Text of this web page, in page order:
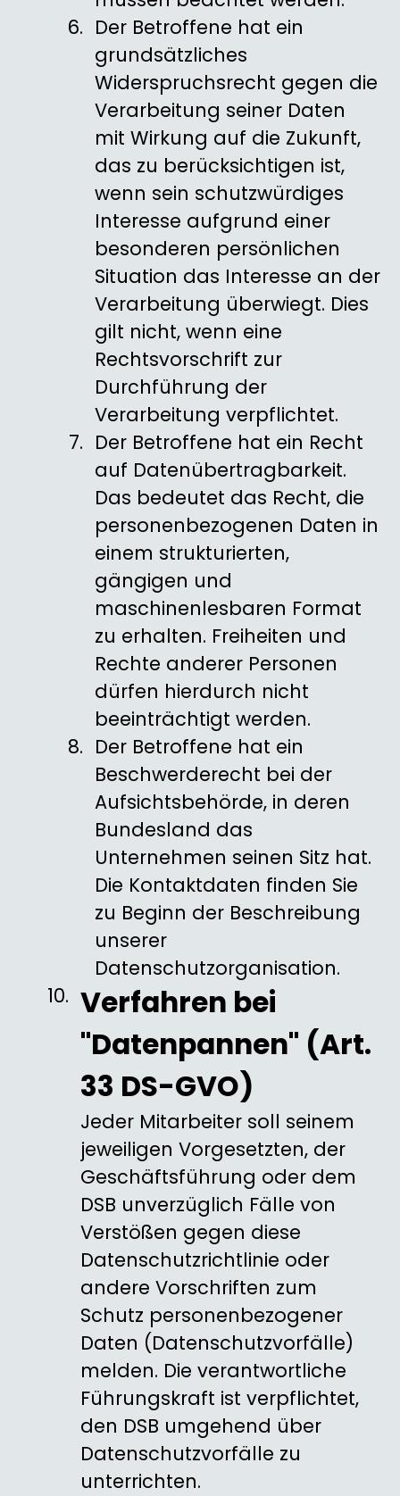
Der Betroffene hat ein
grundsätzliches
Widerspruchsrecht gegen die
Verarbeitung seiner Daten
mit Wirkung auf die Zukunft,
das zu berücksichtigen ist,
wenn sein schutzwürdiges
Interesse aufgrund einer
besonderen persönlichen
Situation das Interesse an der
Verarbeitung überwiegt. Dies
gilt nicht, wenn eine
Rechtsvorschrift zur
Durchführung der
Verarbeitung verpflichtet.
Der Betroffene hat ein Recht
auf Datenübertragbarkeit.
Das bedeutet das Recht, die
personenbezogenen Daten in
einem strukturierten,
gängigen und
maschinenlesbaren Format
zu erhalten. Freiheiten und
Rechte anderer Personen
dürfen hierdurch nicht
beeinträchtigt werden.
Der Betroffene hat ein
Beschwerderecht bei der
Aufsichtsbehörde, in deren
Bundesland das
Unternehmen seinen Sitz hat.
Die Kontaktdaten finden Sie
zu Beginn der Beschreibung
unserer
Datenschutzorganisation.
Verfahren bei
"Datenpannen" (Art.
33 DS-GVO)
Jeder Mitarbeiter soll seinem
jeweiligen Vorgesetzten, der
Geschäftsführung oder dem
DSB unverzüglich Fälle von
Verstößen gegen diese
Datenschutzrichtlinie oder
andere Vorschriften zum
Schutz personenbezogener
Daten (Datenschutzvorfälle)
melden. Die verantwortliche
Führungskraft ist verpflichtet,
den DSB umgehend über
Datenschutzvorfälle zu
unterrichten.